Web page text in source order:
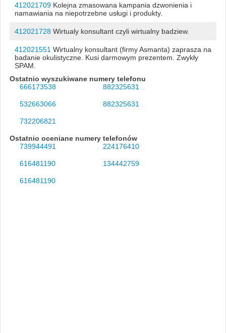
412021709Kolejna zmasowana kampania dzwonienia i
namawiania na niepotrzebne usługi i produkty.
412021728Wirtualy konsultant czyli wirtualny badziew.
412021551 Wirtualny konsultant (firmy Asmanta) zaprasza na
badanie okulistyczne. Kusi darmowym prezentem. Zwykły
SPAM.
Ostatnio wyszukiwane numery telefonu
666173538
882325631
532663066 882325631
732206821
Ostatnio oceniane numery telefonów
739944491
224176410
616481190 134442759
616481190